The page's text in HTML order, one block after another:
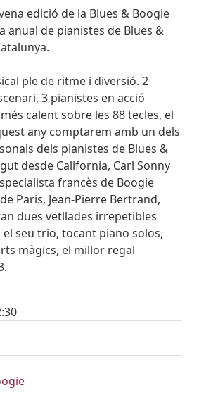
edició de la Blues & Boogie
anual de pianistes de Blues &
ple de ritme i diversió. 2
3 pianistes en acció
calent sobre les 88 tecles, el
any comptarem amb un dels
dels pianistes de Blues &
desde California, Carl Sonny
francès de Boogie
Paris, Jean-Pierre Bertrand,
dues vetllades irrepetibles
el seu trio, tocant piano solos,
màgics, el millor regal